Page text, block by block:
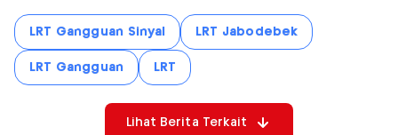
LRT Gangguan Sinyal LRT Jabodebek
LRT Gangguan LRT
Lihat Berita Terkait